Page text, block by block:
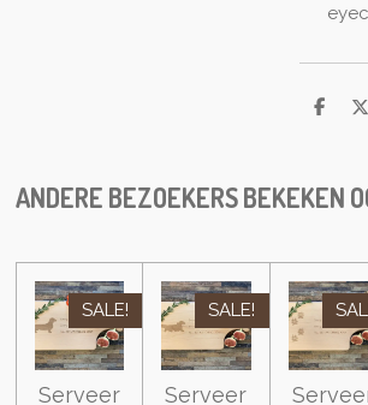
S
e
S
e
ANDERE BEZOEKERS BEKEKEN
SALE!
Serveer
SALE!
Serveer